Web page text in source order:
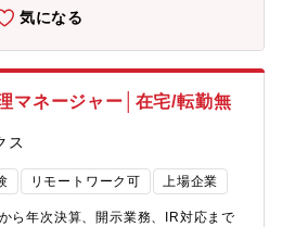
ームマネジメントもお任せしたいと
財務経理部では4名が在籍していま
(50代前半/男性)・リーダー(60代前
/女性)・派遣スタッフ(40代前半/女
落ち着いた雰囲気の中で風通しの良
ンの魅力】■将来的にはゼネラルマネ
パス■上場企業ならではの開示・IR・
■少人数体制のため、幅広い業務に携
【働き方】■週1回のリモート勤務可
間（繁忙期：30～40時間）
気になる
マネージャー│在宅/転勤無
ス
リモートワーク可 上場企業
ら年次決算、開示業務、IR対応まで